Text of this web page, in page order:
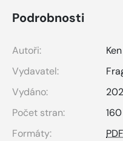
Podrobnosti
Autoři:
Vydavatel:
Vydáno:
Počet stran:
160
Formáty: